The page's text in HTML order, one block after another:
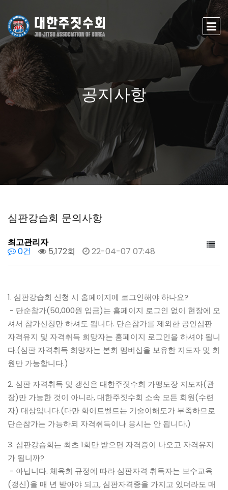
공지사항
심판강습회 문의사항
최고관리자
0건 5,172회 22-04-07 07:48
1. 심판강습회 신청 시 홈페이지에 로그인해야 하나요?
- 단순참가(50,000원 입금)는 홈페이지 로그인 없이 현장에 오
셔서 참가신청만 하셔도 됩니다. 단순참가를 제외한 공인심판
자격유지 및 자격취득 희망자는 홈페이지 로그인을 하셔야 됩니
다.(심판 자격취득 희망자는 본회 멤버십을 보유한 지도자 및 회
원만 가능합니다.)
2. 심판 자격취득 및 갱신은 대한주짓수회 가맹도장 지도자(관
장)만 가능한 것이 아니라, 대한주짓수회 소속 모든 회원(수련
자) 대상입니다.(다만 화이트벨트는 기술이해도가 부족하므로
단순참가는 가능하되 자격취득이나 응시는 안 됩니다.)
3. 심판강습회는 최초 1회만 받으면 자격증이 나오고 자격유지
가 됩니까?
- 아닙니다. 체육회 규정에 따라 심판자격 취득자는 보수교육
(갱신)을 매 년 받아야 되고, 심판자격증을 가지고 있더라도 매